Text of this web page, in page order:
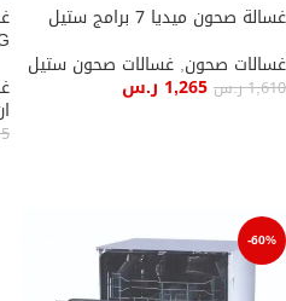
غسالة صحون ميديا 7 برامج ستيل
غسالات صحون, غسالات صحون ستيل
1,610ر.س 1,265 ر.س
-60%